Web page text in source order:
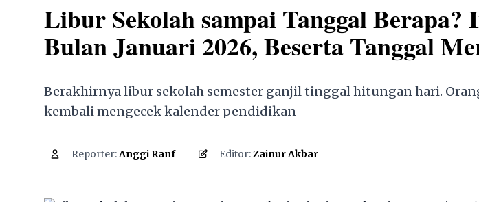
Libur Sekolah sampai Tanggal Berapa?
Bulan Januari 2026, Beserta Tanggal
Berakhirnya libur sekolah semester ganjil tinggal hitungan hari.
kembali mengecek kalender pendidikan
Reporter:Anggi Ranf Editor:Zainur Akbar
7,060